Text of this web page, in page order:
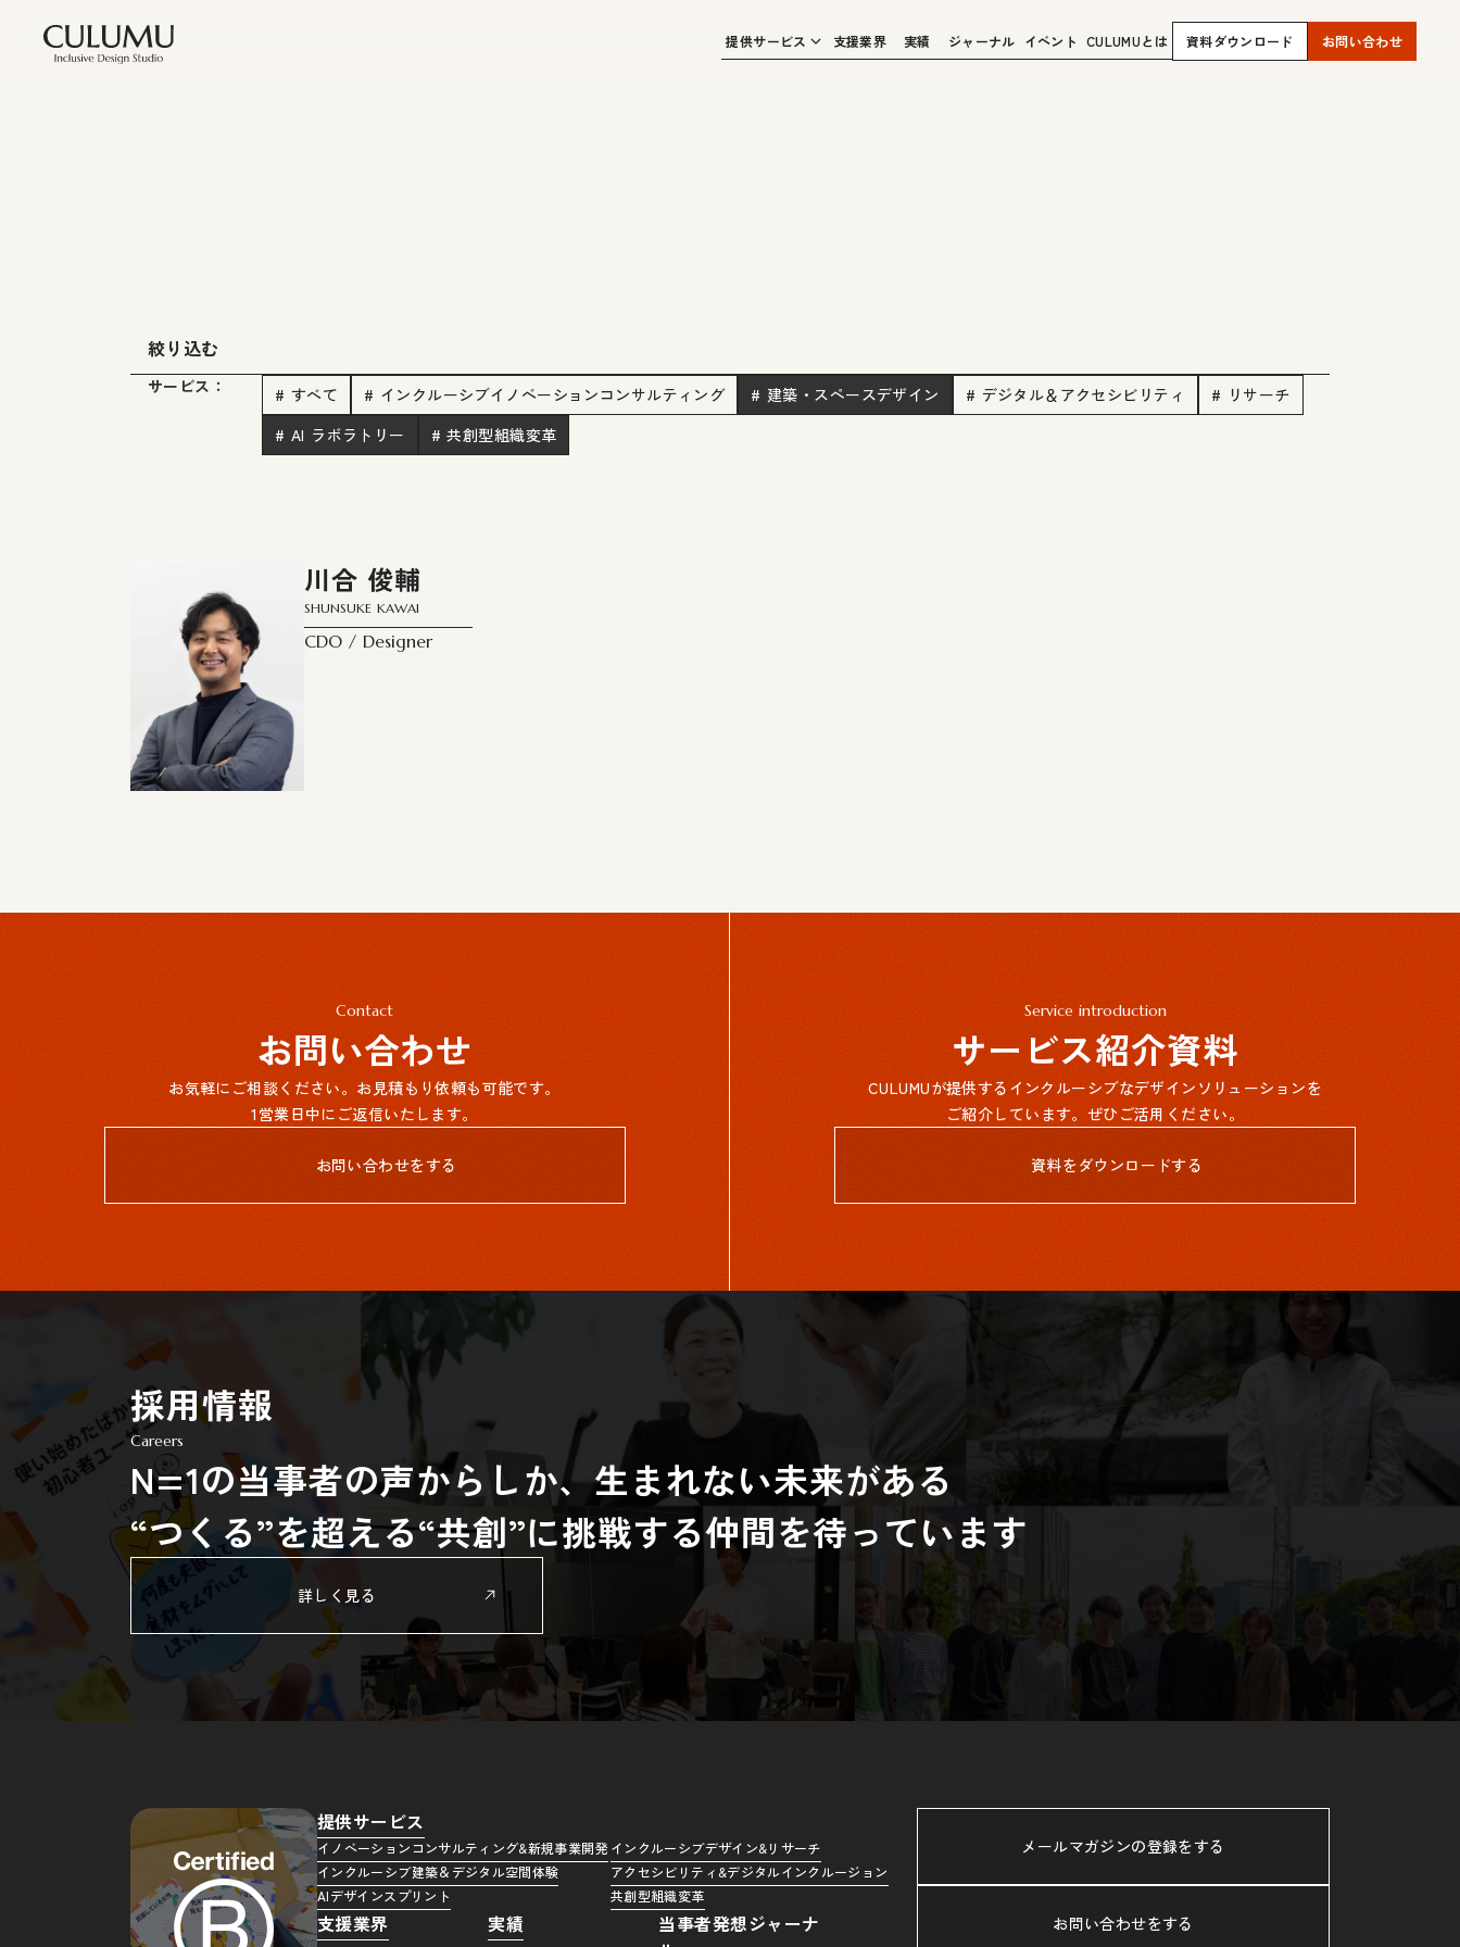
提供サービス 支援業界 実績 ジャーナル イベント CULUMUとは 資料ダウンロード お問い合わせ
絞り込む
サービス： # すべて # インクルーシブイノベーションコンサルティング # 建築・スペースデザイン # デジタル＆アクセシビリティ
# リサーチ
# AI ラボラトリー
# 共創型組織変革
川合 俊輔
SHUNSUKE KAWAI
CDO / Designer
Contact
お問い合わせ
お気軽にご相談ください。お見積もり依頼も可能です。
1営業日中にご返信いたします。
お問い合わせをする
Service introduction
サービス紹介資料
CULUMUが提供するインクルーシブなデザインソリューションを
ご紹介しています。ぜひご活用ください。
資料をダウンロードする
採用情報
Careers
N=1の当事者の声からしか、生まれない未来がある
“つくる”を超える“共創”に挑戦する仲間を待っています
詳しく見る
提供サービス
イノベーションコンサルティング&新規事業開発インクルーシブデザイン&リサーチ
インクルーシブ建築＆デジタル空間体験
アクセシビリティ&デジタルインクルージョン
AIデザインスプリント
共創型組織変革
支援業界 実績
当事者発想ジャーナ
メールマガジンの登録をする
お問い合わせをする